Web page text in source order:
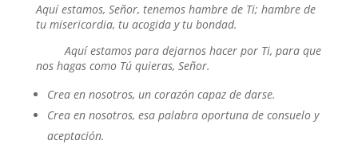
Aquí estamos, Señor, tenemos hambre de Ti; hambre de
tu misericordia, tu acogida y tu bondad.
Aquí estamos para dejarnos hacer por Ti, para que
nos hagas como Tú quieras, Señor.
Crea en nosotros, un corazón capaz de darse.
Crea en nosotros, esa palabra oportuna de consuelo y
aceptación.